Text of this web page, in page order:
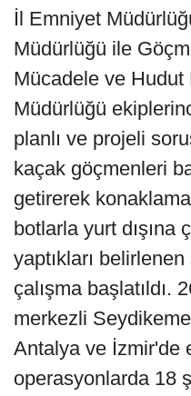
İl Emniyet
Müdürlüğü ile
Mücadele ve Hudut
Müdürlüğü
planlı ve projeli
kaçak göçmenleri
getirerek
botlarla yurt dışına
yaptıkları
çalışma başlatıldı.
merkezli
Antalya ve İzmir'de
operasyonlarda 18